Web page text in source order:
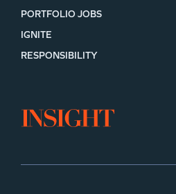
PORTFOLIO JOBS
IGNITE
RESPONSIBILITY